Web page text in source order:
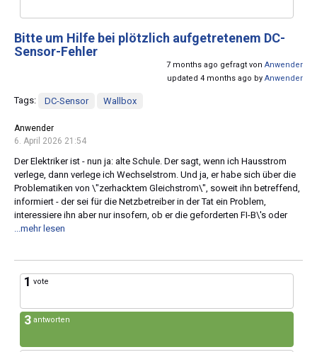
Bitte um Hilfe bei plötzlich aufgetretenem DC-
Sensor-Fehler
7 months ago gefragt von Anwender
updated 4 months ago by Anwender
Tags: DC-Sensor Wallbox
Anwender
6. April 2026 21:54
Der Elektriker ist - nun ja: alte Schule. Der sagt, wenn ich Hausstrom
verlege, dann verlege ich Wechselstrom. Und ja, er habe sich über die
Problematiken von \"zerhacktem Gleichstrom\", soweit ihn betreffend,
informiert - der sei für die Netzbetreiber in der Tat ein Problem,
interessiere ihn aber nur insofern, ob er die geforderten FI-B\'s oder
...mehr lesen
1 vote
3 antworten